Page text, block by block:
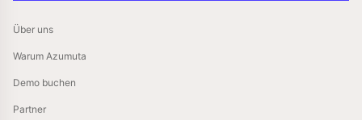
Über uns
Warum Azumuta
Demo buchen
Partner